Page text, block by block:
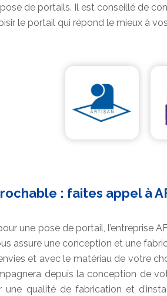
de portails. Il est conseillé de
le portail qui répond le mieux à
: faites appel à
une pose de portail, l’entreprise
assure une conception et une
et avec le matériau de votre
depuis la conception de
une qualité de fabrication et